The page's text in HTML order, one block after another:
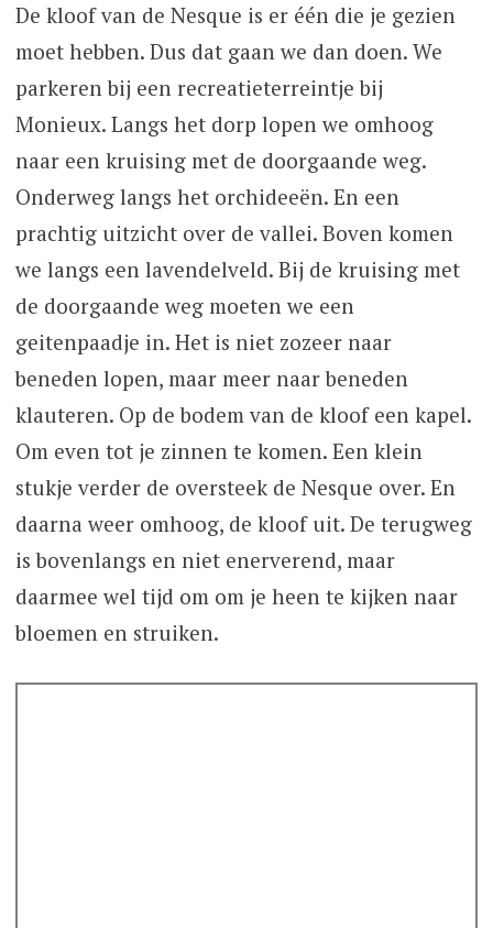
De kloof van de Nesque is er één die je gezien
moet hebben. Dus dat gaan we dan doen. We
parkeren bij een recreatieterreintje bij
Monieux. Langs het dorp lopen we omhoog
naar een kruising met de doorgaande weg.
Onderweg langs het orchideeën. En een
prachtig uitzicht over de vallei. Boven komen
we langs een lavendelveld. Bij de kruising met
de doorgaande weg moeten we een
geitenpaadje in. Het is niet zozeer naar
beneden lopen, maar meer naar beneden
klauteren. Op de bodem van de kloof een kapel.
Om even tot je zinnen te komen. Een klein
stukje verder de oversteek de Nesque over. En
daarna weer omhoog, de kloof uit. De terugweg
is bovenlangs en niet enerverend, maar
daarmee wel tijd om om je heen te kijken naar
bloemen en struiken.